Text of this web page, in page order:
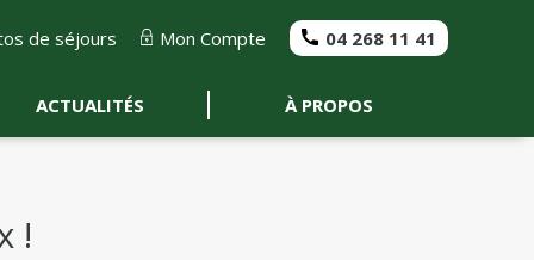
de séjours Mon Compte 04 268 11 41
ACTUALITÉS À PROPOS
!